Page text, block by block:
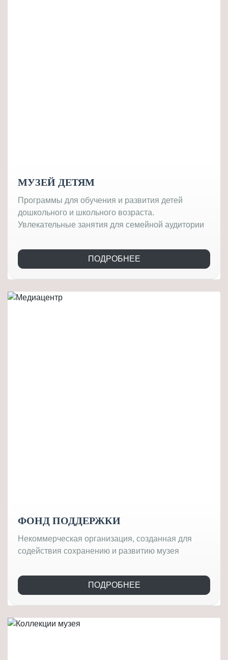
МУЗЕЙ ДЕТЯМ
Программы для обучения и развития детей
дошкольного и школьного возраста.
Увлекательные занятия для семейной аудитории
ПОДРОБНЕЕ
ФОНД ПОДДЕРЖКИ
Некоммерческая организация, созданная для
содействия сохранению и развитию музея
ПОДРОБНЕЕ